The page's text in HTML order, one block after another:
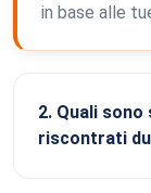
in base alle
2. Quali
riscontrati